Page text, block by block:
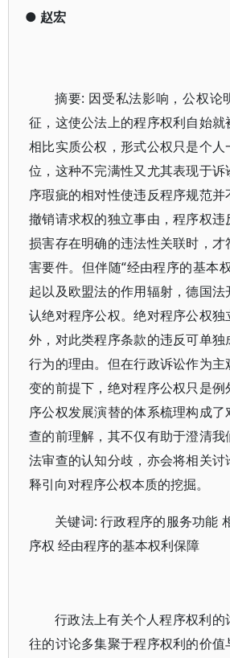
● 赵宏
摘要: 因受私法影响，公权论
征，这使公法上的程序权利自始就
相比实质公权，形式公权只是个
位，这种不完满性又尤其表现于诉
序瑕疵的相对性使违反程序规范
撤销请求权的独立事由，程序权违
损害存在明确的违法性关联时，才
害要件。但伴随“经由程序的基本
起以及欧盟法的作用辐射，德国
认绝对程序公权。绝对程序公权独
外，对此类程序条款的违反可单独
行为的理由。但在行政诉讼作为主
变的前提下，绝对程序公权只是例
序公权发展演替的体系梳理构成
查的前理解，其不仅有助于澄清我
法审查的认知分歧，亦会将相关讨
释引向对程序公权本质的挖掘。
关键词: 行政程序的服务功能
序权 经由程序的基本权利保障
行政法上有关个人程序权利
往的讨论多集聚于程序权利的价值